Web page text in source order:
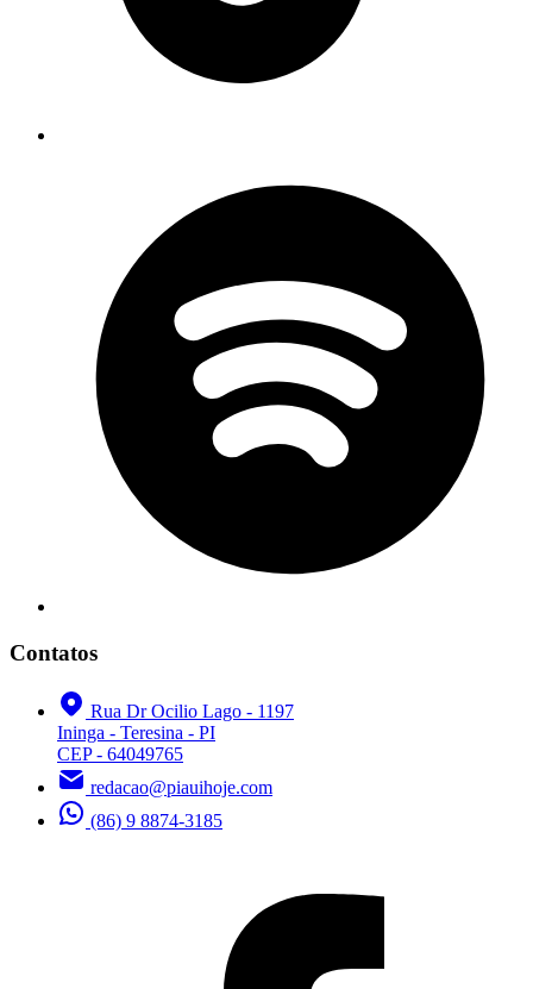
Contatos
Rua Dr Ocilio Lago - 1197
Ininga - Teresina - PI
CEP - 64049765
redacao@piauihoje.com
(86) 9 8874-3185